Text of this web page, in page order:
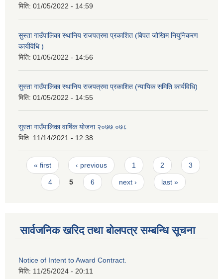
मिति: 01/05/2022 - 14:59
सुस्ता गाउँपालिका स्थानिय राजपत्रमा प्रकाशित (बिपत जोखिम नियुनिकरण
कार्यविधि )
मिति: 01/05/2022 - 14:56
सुस्ता गाउँपालिका स्थानिय राजपत्रमा प्रकाशित (न्यायिक समिति कार्यविधि)
मिति: 01/05/2022 - 14:55
सुस्ता गाउँपालिका वार्षिक योजना २०७७.०७८
मिति: 11/14/2021 - 12:38
Pages
« first ‹ previous 1 2 3
4 5 6 next › last »
सार्वजनिक खरिद तथा बोलपत्र सम्बन्धि सूचना
Notice of Intent to Award Contract.
मिति: 11/25/2024 - 20:11